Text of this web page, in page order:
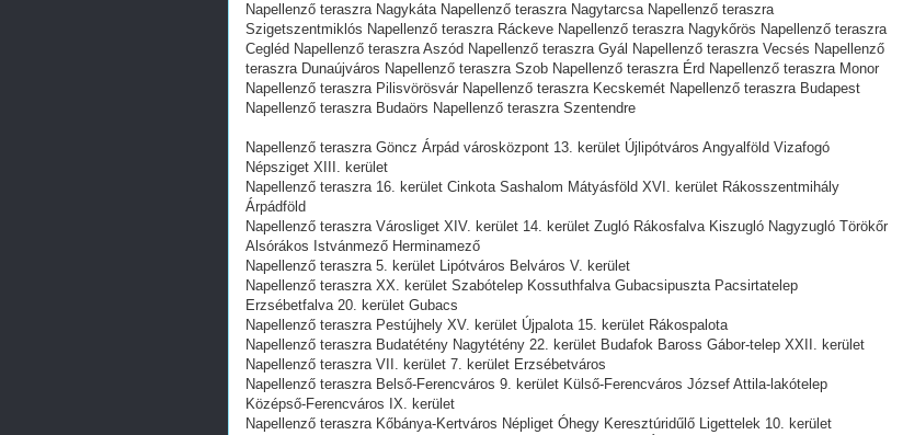
Napellenző teraszra Nagykáta Napellenző teraszra Nagytarcsa Napellenző teraszra
Szigetszentmiklós Napellenző teraszra Ráckeve Napellenző teraszra Nagykőrös Napellenző teraszra
Cegléd Napellenző teraszra Aszód Napellenző teraszra Gyál Napellenző teraszra Vecsés Napellenző
teraszra Dunaújváros Napellenző teraszra Szob Napellenző teraszra Érd Napellenző teraszra Monor
Napellenző teraszra Pilisvörösvár Napellenző teraszra Kecskemét Napellenző teraszra Budapest
Napellenző teraszra Budaörs Napellenző teraszra Szentendre
Napellenző teraszra Göncz Árpád városközpont 13. kerület Újlipótváros Angyalföld Vizafogó
Népsziget XIII. kerület
Napellenző teraszra 16. kerület Cinkota Sashalom Mátyásföld XVI. kerület Rákosszentmihály
Árpádföld
Napellenző teraszra Városliget XIV. kerület 14. kerület Zugló Rákosfalva Kiszugló Nagyzugló Törökőr
Alsórákos Istvánmező Herminamező
Napellenző teraszra 5. kerület Lipótváros Belváros V. kerület
Napellenző teraszra XX. kerület Szabótelep Kossuthfalva Gubacsipuszta Pacsirtatelep
Erzsébetfalva 20. kerület Gubacs
Napellenző teraszra Pestújhely XV. kerület Újpalota 15. kerület Rákospalota
Napellenző teraszra Budatétény Nagytétény 22. kerület Budafok Baross Gábor-telep XXII. kerület
Napellenző teraszra VII. kerület 7. kerület Erzsébetváros
Napellenző teraszra Belső-Ferencváros 9. kerület Külső-Ferencváros József Attila-lakótelep
Középső-Ferencváros IX. kerület
Napellenző teraszra Kőbánya-Kertváros Népliget Óhegy Keresztúridűlő Ligettelek 10. kerület